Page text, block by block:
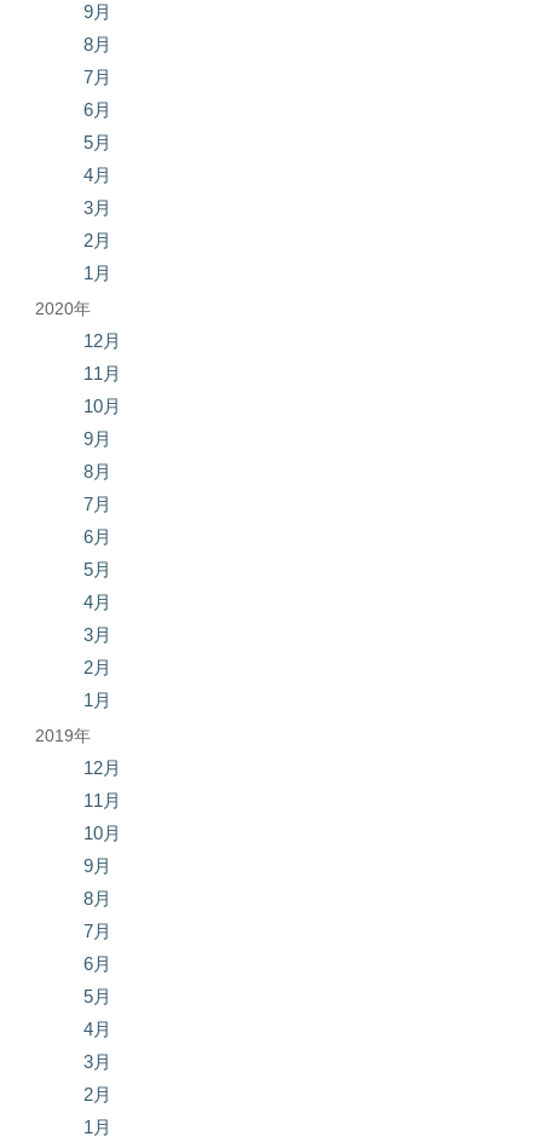
9月
8月
7月
6月
5月
4月
3月
2月
1月
2020年
12月
11月
10月
9月
8月
7月
6月
5月
4月
3月
2月
1月
2019年
12月
11月
10月
9月
8月
7月
6月
5月
4月
3月
2月
1月